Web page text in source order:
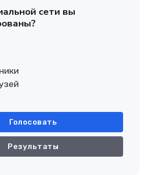
сети вы
Голосовать
Результаты